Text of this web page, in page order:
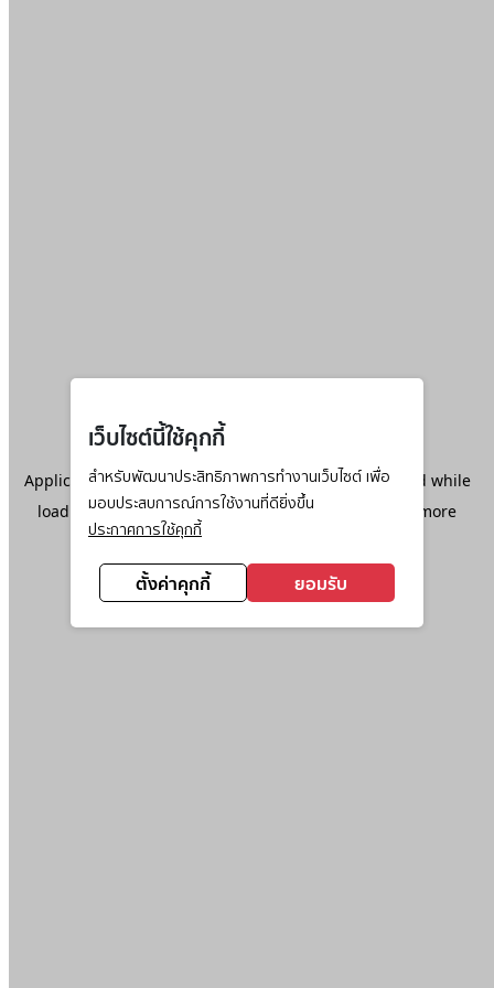
เว็บไซต์นี้ใช้คุกกี้
สำหรับพัฒนาประสิทธิภาพการทำงานเว็บไซต์ เพื่อ
มอบประสบการณ์การใช้งานที่ดียิ่งขึ้น
ประกาศการใช้คุกกี้
ตั้งค่าคุกกี้ ยอมรับ
Application error: aclient-side exception has occurred while
loadingwww.ktc.co.th(see the browser console
for more
information).